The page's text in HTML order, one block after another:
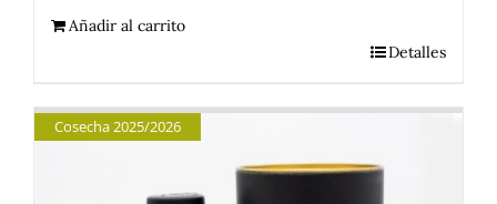
Añadir al carrito
Detalles
Cosecha 2025/2026